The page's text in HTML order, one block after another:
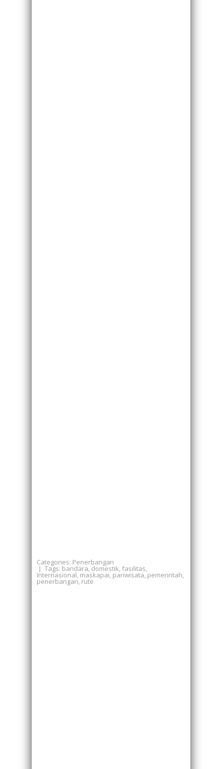
Categories: Penerbangan
| Tags: bandara, domestik, fasilitas,
Internasional, maskapai, pariwisata, pemerintah,
penerbangan, rute